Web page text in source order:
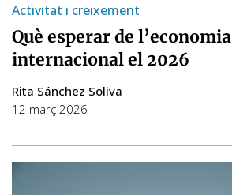
Activitat i creixement
Què esperar de l’economia
internacional el 2026
Rita Sánchez Soliva
12 març 2026